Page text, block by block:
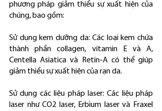
phương pháp giảm thiểu sự xuất hiện của
chúng, bao gồm:
Sử dụng kem dưỡng da: Các loại kem chứa
thành phần collagen, vitamin E và A,
Centella Asiatica và Retin-A có thể giúp
giảm thiểu sự xuất hiện của rạn da.
Sử dụng các liệu pháp laser: Các liệu pháp
laser như CO2 laser, Erbium laser và Fraxel